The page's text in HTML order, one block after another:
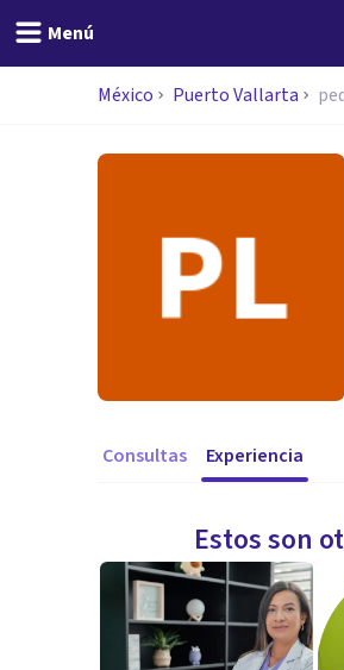
Menú
México Puerto Vallarta
Consultas Experiencia
Estos son